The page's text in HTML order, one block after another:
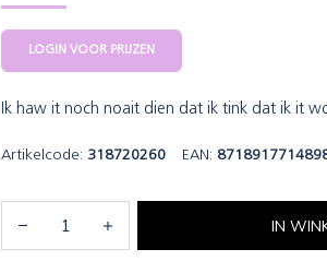
LOGIN VOOR PRIJZEN
Ik haw it noch noait dien dat ik tink dat ik it
Artikelcode: 318720260 EAN:
IN